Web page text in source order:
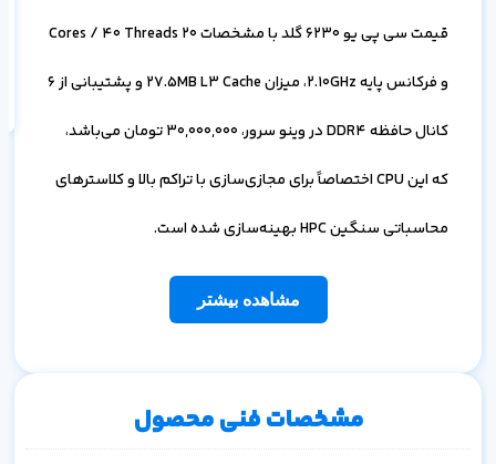
قیمت سی پی یو 6230 گلد با مشخصات 20 Cores / 40 Threads
و فرکانس پایه 2.10GHz، میزان 27.5MB L3 Cache و پشتیبانی از 6
کانال حافظه DDR4 در وینو سرور،
30,000,000تومان می‌باشد،
که این CPU اختصاصاً برای مجازی‌سازی با تراکم بالا و کلاسترهای
محاسباتی سنگین HPC بهینه‌سازی شده است.
مشاهده بیشتر
مشخصات فنی محصول